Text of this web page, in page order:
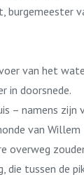
van het
in doorsnede.
– namens zijn
van
overweg
die tussen